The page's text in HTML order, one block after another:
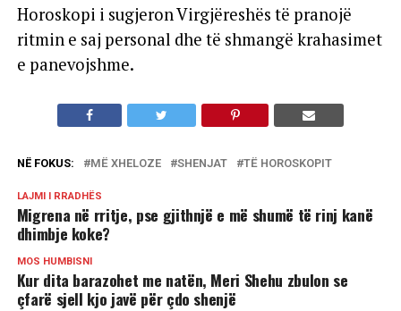
Horoskopi i sugjeron Virgjëreshës të pranojë
ritmin e saj personal dhe të shmangë krahasimet
e panevojshme.
NË FOKUS: MË XHELOZE SHENJAT TË HOROSKOPIT
LAJMI I RRADHËS
Migrena në rritje, pse gjithnjë e më shumë të rinj kanë
dhimbje koke?
MOS HUMBISNI
Kur dita barazohet me natën, Meri Shehu zbulon se
çfarë sjell kjo javë për çdo shenjë